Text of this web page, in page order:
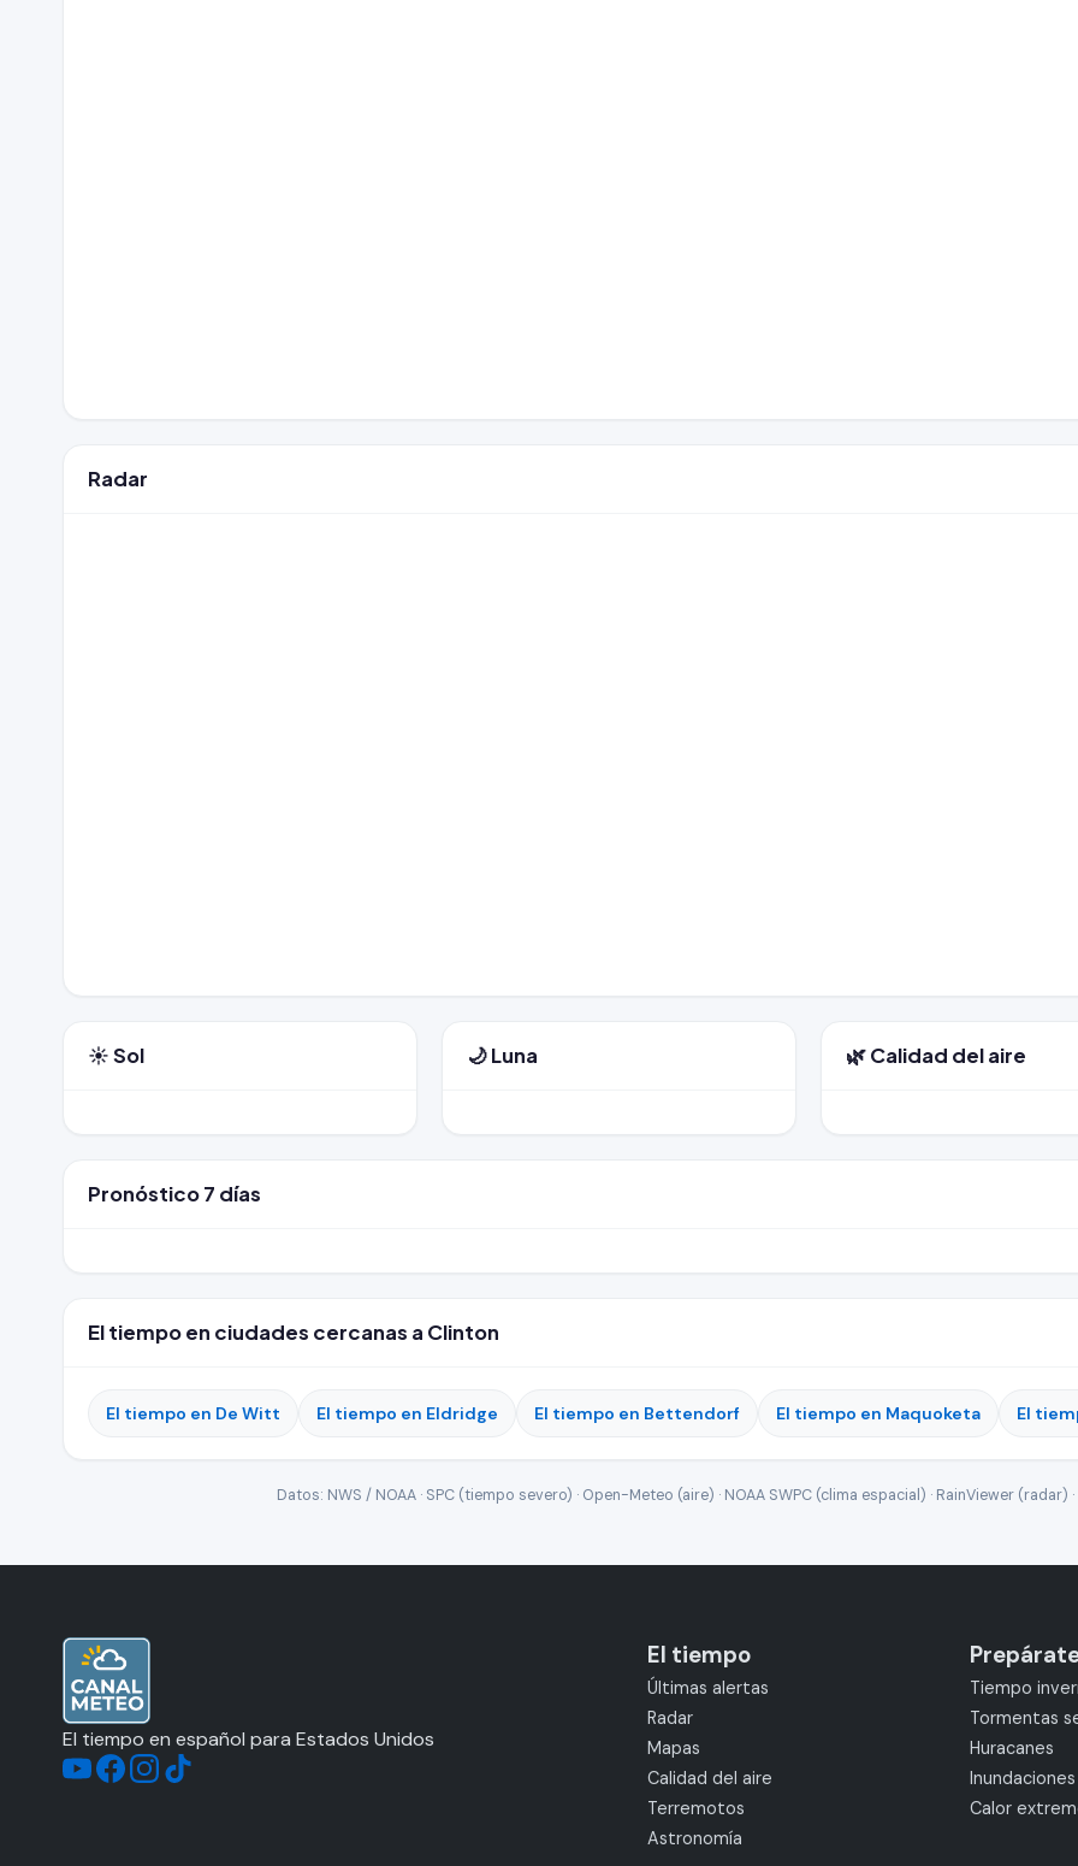
Radar
☀️ Sol 🌙 Luna 🌿 Calidad del aire
Pronóstico 7 días
El tiempo en ciudades cercanas a Clinton
El tiempo en De Witt El tiempo en Eldridge El tiempo en Bettendorf El tiempo en Maquoketa El
Datos: NWS / NOAA · SPC (tiempo severo) · Open-Meteo (aire) · NOAA SWPC (clima espacial) · RainViewer (radar)
El tiempo en español para Estados Unidos
El tiempo
Últimas alertas
Radar
Mapas
Calidad del aire
Terremotos
Astronomía
Tiempo
Tormentas
Huracanes
Inundaciones
Calor